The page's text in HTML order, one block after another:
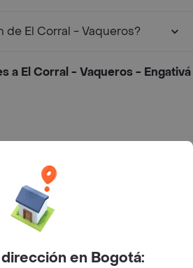
de El Corral - Vaqueros?
a El Corral - Vaqueros - Engativá
en Bogotá: